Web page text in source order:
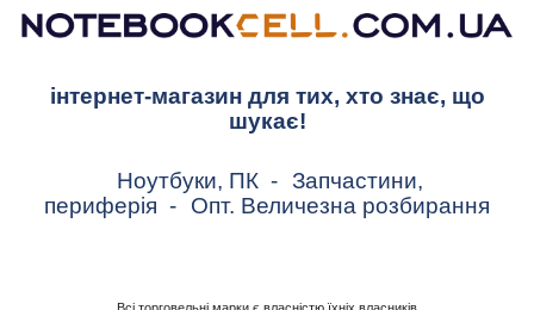
інтернет-магазин для тих, хто знає, що
шукає!
Ноутбуки, ПК - Запчастини,
периферія - Опт. Величезна розбирання